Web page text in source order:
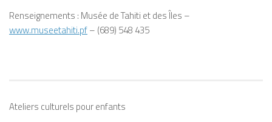
Renseignements : Musée de Tahiti et des Îles –
www.museetahiti.pf– (689) 548 435
Ateliers culturels pour enfants